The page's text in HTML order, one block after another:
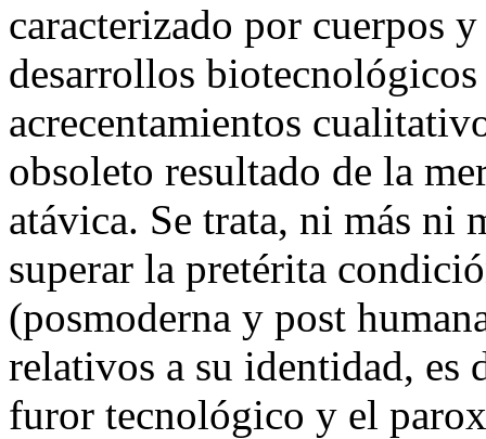
caracterizado por cuerpos
desarrollos
acrecentamientos
obsoleto resultado de la
atávica. Se trata, ni más ni
superar la pretérita
(posmoderna y post
relativos a su identidad, es
furor tecnológico y el